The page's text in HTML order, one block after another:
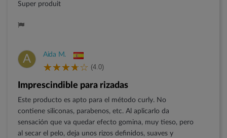
Super produit
A Aida M.
(4.0)
Imprescindible para rizadas
Este producto es apto para el método curly. No
contiene siliconas, parabenos, etc. Al aplicarlo da
sensación que va quedar efecto gomina, muy tieso, pero
al secar el pelo, deja unos rizos definidos, suaves y